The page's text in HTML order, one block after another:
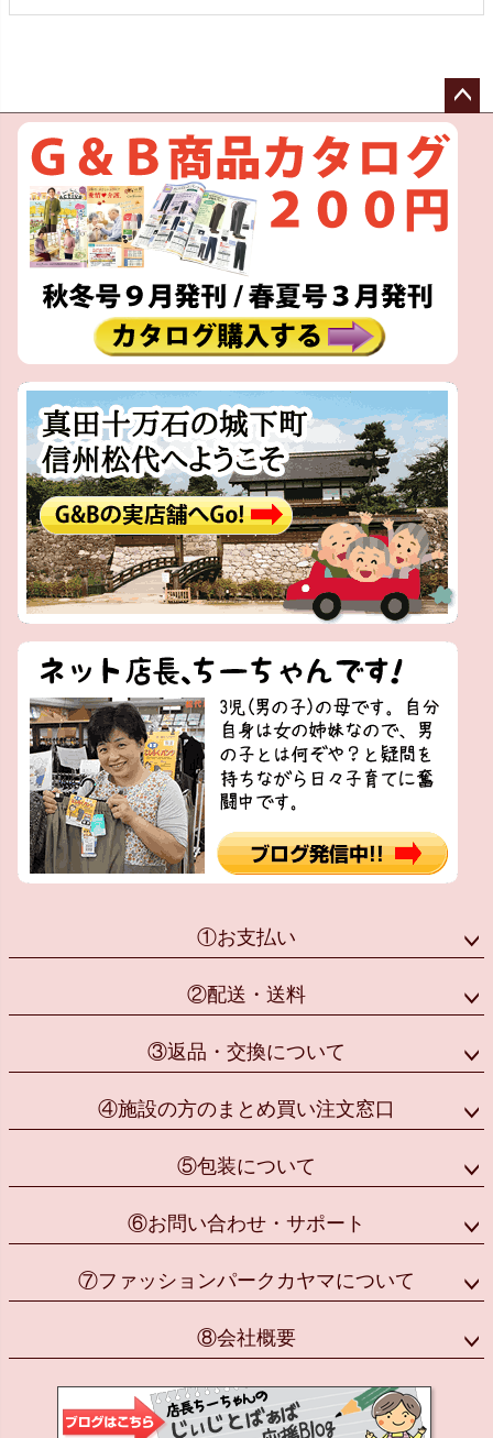
ペー
へ
①お支払い
②配送・送料
③返品・交換について
④施設の方のまとめ買い注文窓口
⑤包装について
⑥お問い合わせ・サポート
⑦ファッションパークカヤマについて
⑧会社概要